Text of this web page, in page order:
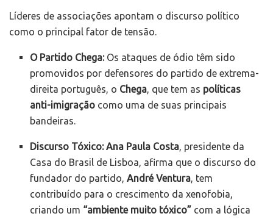
Líderes de associações apontam o discurso político
como o principal fator de tensão.
O Partido Chega:Os ataques de ódio têm sido
promovidos por defensores do partido de extrema-
direita português, o Chega, que tem as políticas
anti-imigração como uma de suas principais
bandeiras.
Discurso Tóxico: Ana Paula Costa, presidente da
Casa do Brasil de Lisboa, afirma que o discurso do
fundador do partido,André Ventura, tem
contribuído para o crescimento da xenofobia,
criando um “ambiente muito tóxico” com a lógica